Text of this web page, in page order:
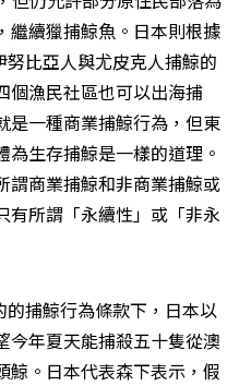
繼續獵捕鯨魚。日本則根據
比亞人與尤皮克人捕鯨的
個漁民社區也可以出海捕
是一種商業捕鯨行為，但東
生存捕鯨是一樣的道理。
謂商業捕鯨和非商業捕鯨或
有所謂「永續性」或「非永
捕鯨行為條款下，日本以
今年夏天能捕殺五十隻從澳
鯨。日本代表森下表示，假